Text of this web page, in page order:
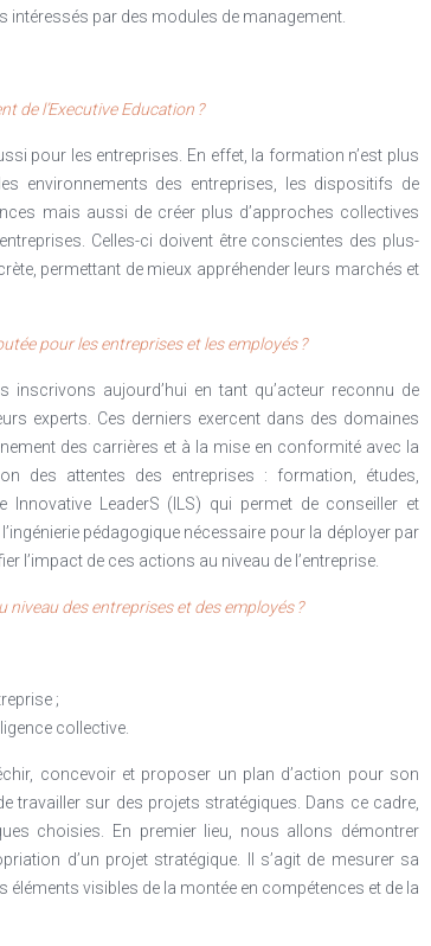
par des modules de management.
de l’Executive Education ?
pour les entreprises. En effet, la formation n’est plus
environnements des entreprises, les dispositifs de
mais aussi de créer plus d’approches collectives
Celles-ci doivent être conscientes des plus-
permettant de mieux appréhender leurs marchés et
pour les entreprises et les employés ?
aujourd’hui en tant qu’acteur reconnu de
experts. Ces derniers exercent dans des domaines
des carrières et à la mise en conformité avec la
des attentes des entreprises : formation, études,
Innovative LeaderS (ILS) qui permet de conseiller et
pédagogique nécessaire pour la déployer par
l’impact de ces actions au niveau de l’entreprise.
des entreprises et des employés ?
;
collective.
concevoir et proposer un plan d’action pour son
travailler sur des projets stratégiques. Dans ce cadre,
choisies. En premier lieu, nous allons démontrer
d’un projet stratégique. Il s’agit de mesurer sa
visibles de la montée en compétences et de la